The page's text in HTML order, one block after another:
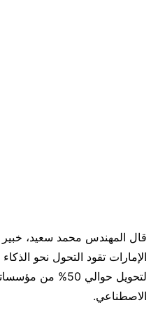
قال المهندس محمد سعيد، خبير
الإمارات تقود التحول نحو
لتحويل حوالي 50%
الاصطناعي.